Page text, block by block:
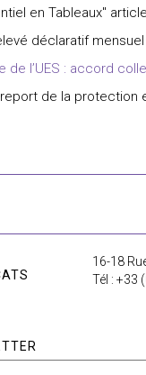
en Tableaux"
déclaratif
de l’UES : accord
de la protection
16-18
Tél : +33